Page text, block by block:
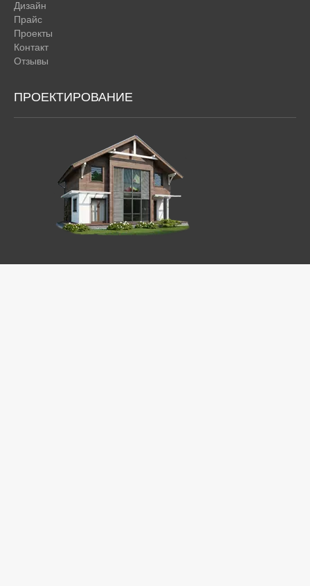
Дизайн
Прайс
Проекты
Контакт
Отзывы
ПРОЕКТИРОВАНИЕ